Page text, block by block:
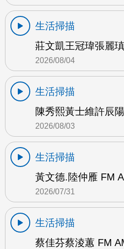
生活掃描
莊文凱王冠瑋張麗
2026/08/04
生活掃描
陳秀熙黃士維許辰
2026/08/03
生活掃描
黃文德.陸仲雁 FM
2026/07/31
生活掃描
蔡佳芬蔡淩蕙 FM